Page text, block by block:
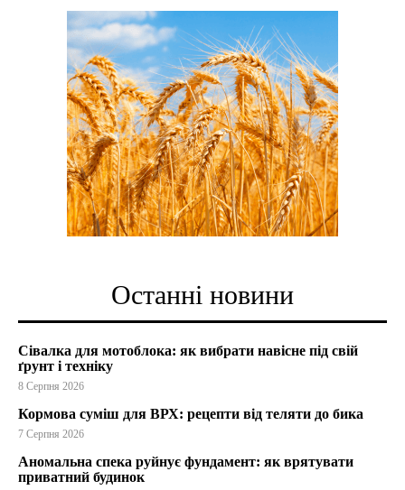
Останні новини
Сівалка для мотоблока: як вибрати навісне під свій
ґрунт і техніку
8 Серпня 2026
Кормова суміш для ВРХ: рецепти від теляти до бика
7 Серпня 2026
Аномальна спека руйнує фундамент: як врятувати
приватний будинок